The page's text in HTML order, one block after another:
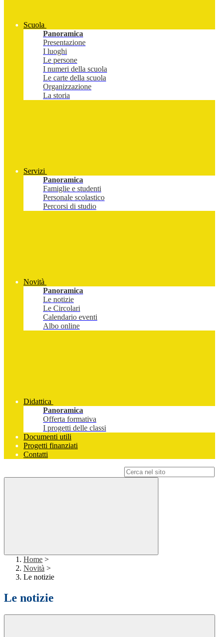
Scuola
Panoramica
Presentazione
I luoghi
Le persone
I numeri della scuola
Le carte della scuola
Organizzazione
La storia
Servizi
Panoramica
Famiglie e studenti
Personale scolastico
Percorsi di studio
Novità
Panoramica
Le notizie
Le Circolari
Calendario eventi
Albo online
Didattica
Panoramica
Offerta formativa
I progetti delle classi
Documenti utili
Progetti finanziati
Contatti
Home >
Novità >
Le notizie
Le notizie